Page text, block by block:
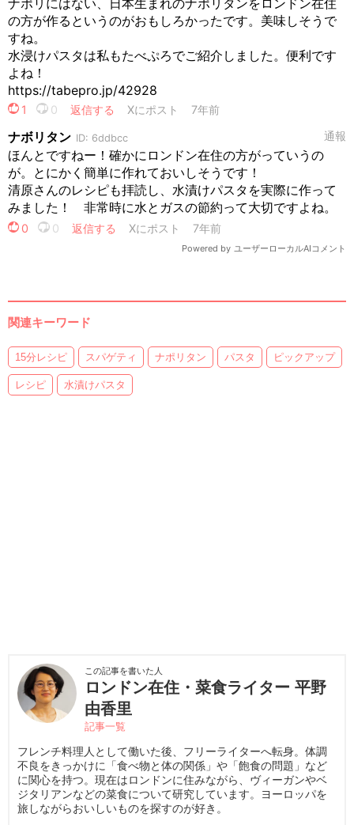
関連キーワード
15分レシピ スパゲティ ナポリタン パスタ ピックアップ
レシピ 水漬けパスタ
この記事を書いた人
ロンドン在住・菜食ライター 平野
由香里
記事一覧
フレンチ料理人として働いた後、フリーライターへ転身。体調
不良をきっかけに「食べ物と体の関係」や「飽食の問題」など
に関心を持つ。現在はロンドンに住みながら、ヴィーガンやベ
ジタリアンなどの菜食について研究しています。ヨーロッパを
旅しながらおいしいものを探すのが好き。